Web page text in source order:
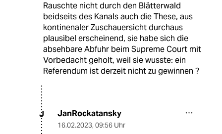
Rauschte nicht durch den Blätterwald
beidseits des Kanals auch die These, aus
kontinenaler Zuschauersicht durchaus
plausibel erscheinend, sie habe sich die
absehbare Abfuhr beim Supreme Court mit
Vorbedacht geholt, weil sie wusste: ein
Referendum ist derzeit nicht zu gewinnen ?
J JanRockatansky
16.02.2023, 09:56 Uhr